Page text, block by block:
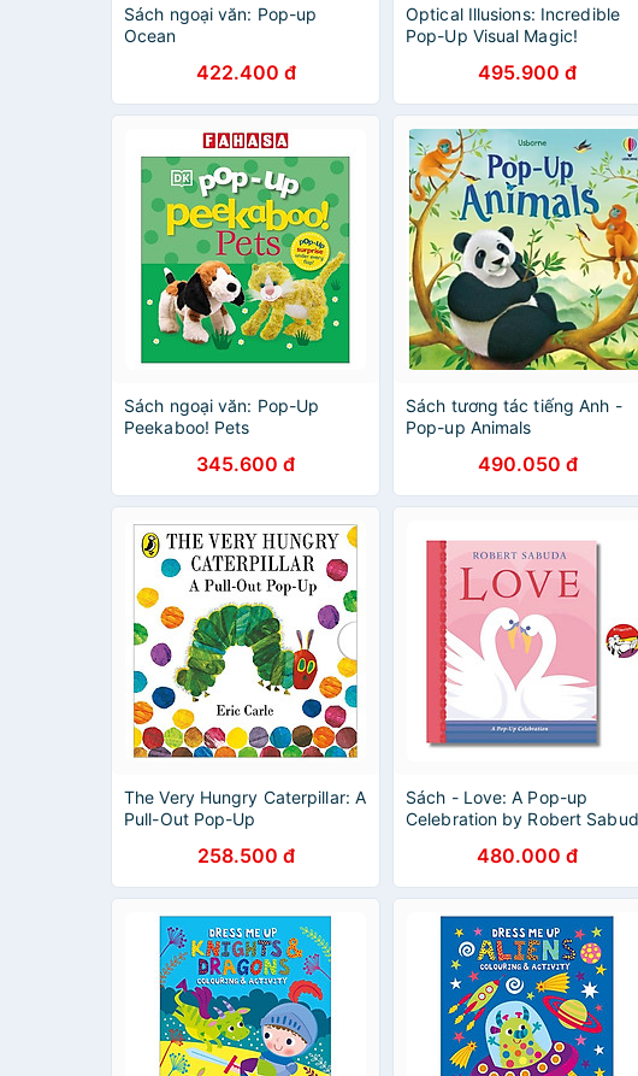
Sách ngoại văn: Pop-up
Ocean
422.400 đ
Optical Illusions: Incredible
Pop-Up Visual Magic!
495.900 đ
Sách ngoại văn: Pop-Up
Peekaboo! Pets
345.600 đ
Sách tương tác tiếng Anh -
Pop-up Animals
490.050 đ
The Very Hungry Caterpillar: A
Pull-Out Pop-Up
258.500 đ
Sách - Love: A Pop-up
Celebration by Robert
480.000 đ